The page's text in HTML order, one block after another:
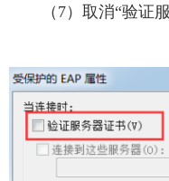
（7）取消“验证服